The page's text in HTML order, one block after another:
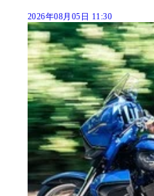
2026年08月05日 11:30